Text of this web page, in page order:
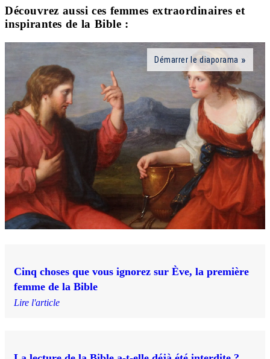
Découvrez aussi ces femmes extraordinaires et
inspirantes de la Bible :
Démarrer le diaporama
Cinq choses que vous ignorez sur Ève, la première
femme de la Bible
Lire l'article